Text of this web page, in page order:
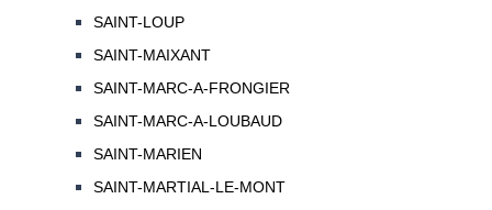
SAINT-LOUP
SAINT-MAIXANT
SAINT-MARC-A-FRONGIER
SAINT-MARC-A-LOUBAUD
SAINT-MARIEN
SAINT-MARTIAL-LE-MONT